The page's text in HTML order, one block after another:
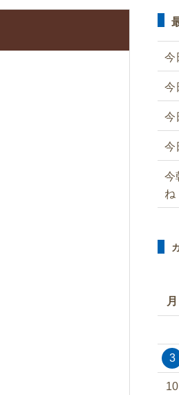
今
今
今
今
今
ね
月
3
10